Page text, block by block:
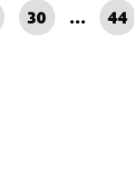
30 … 44